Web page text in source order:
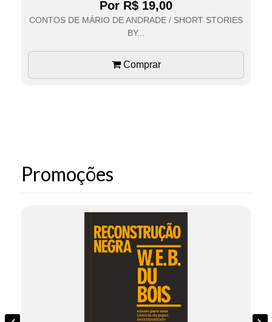
Por R$ 19,00
CONTOS DE MÁRIO DE ANDRADE / SHORT STORIES
BY...
Comprar
Promoções